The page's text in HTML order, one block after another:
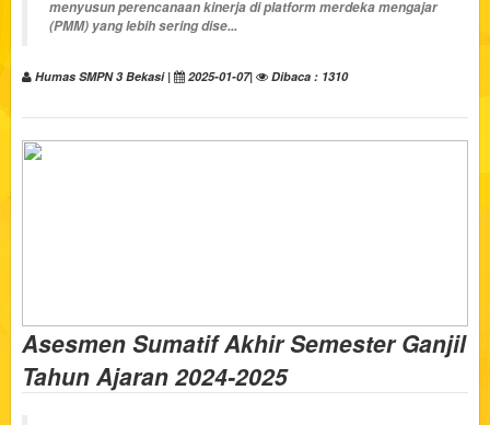
menyusun perencanaan kinerja di platform merdeka mengajar
(PMM) yang lebih sering dise...
Humas SMPN 3 Bekasi | 2025-01-07| Dibaca : 1310
Asesmen Sumatif Akhir Semester Ganjil
Tahun Ajaran 2024-2025